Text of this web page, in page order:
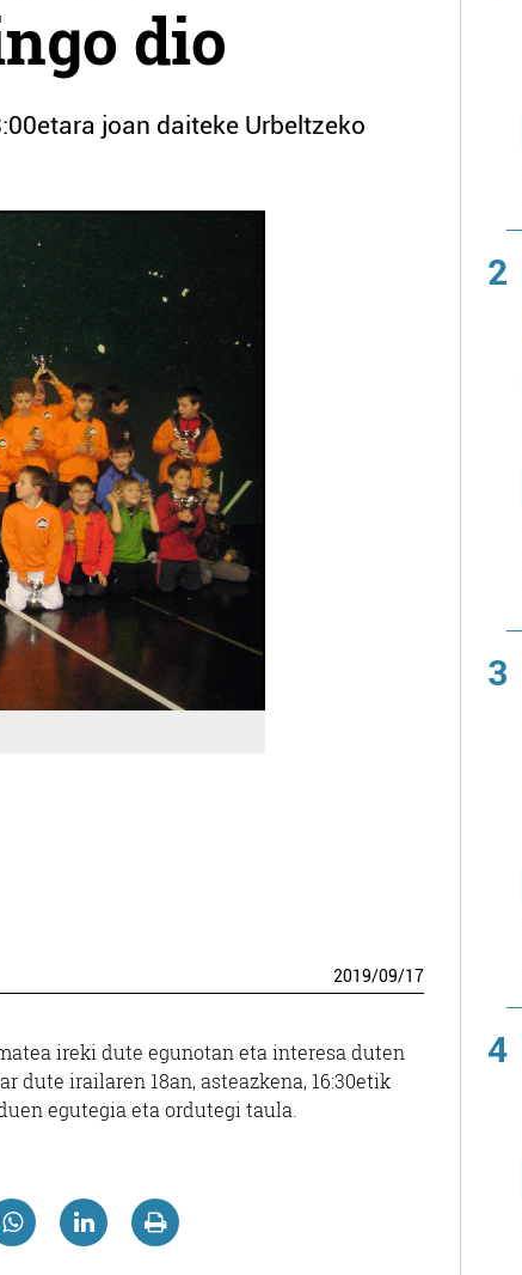
dio
joan daiteke Urbeltzeko
2019/09/17
ireki dute egunotan eta interesa duten
dute irailaren 18an, asteazkena, 16:30etik
egutegia eta ordutegi taula.
2
3
4